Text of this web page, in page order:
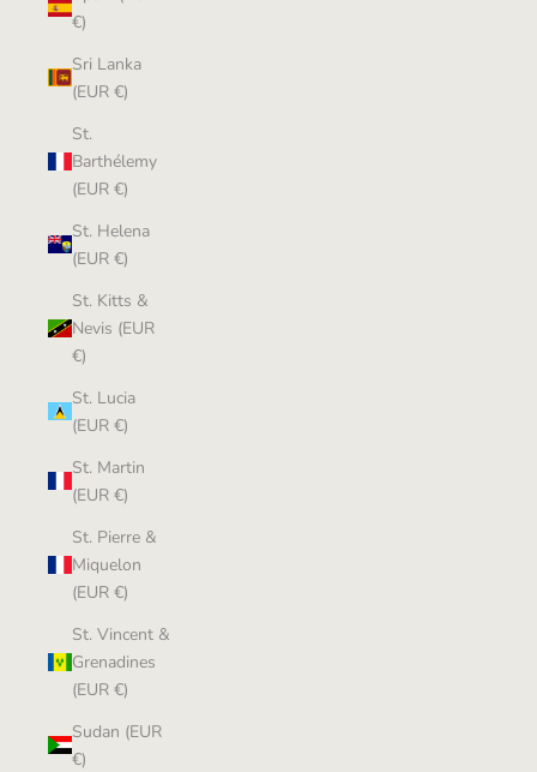
€)
Sri Lanka
(EUR €)
St.
Barthélemy
(EUR €)
St. Helena
(EUR €)
St. Kitts &
Nevis (EUR
€)
St. Lucia
(EUR €)
St. Martin
(EUR €)
St. Pierre &
Miquelon
(EUR €)
St. Vincent &
Grenadines
(EUR €)
Sudan (EUR
€)